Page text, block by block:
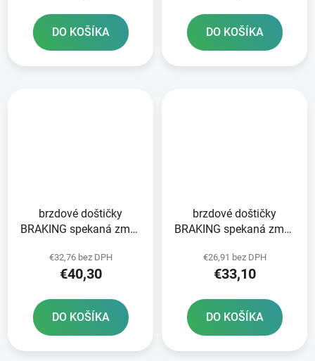
DO KOŠÍKA DO KOŠÍKA
brzdové doštičky
BRAKING spekaná zmes
€32,76 bez DPH
€40,30
DO KOŠÍKA
brzdové doštičky
BRAKING spekaná zmes
€26,91 bez DPH
€33,10
DO KOŠÍKA